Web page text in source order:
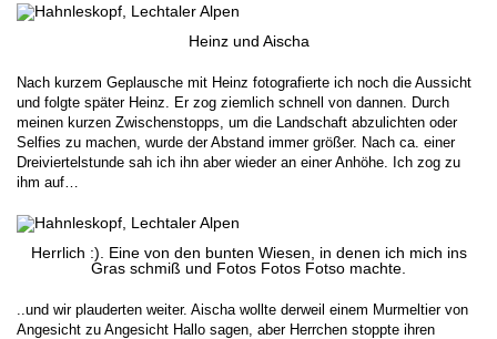
Heinz und Aischa
Nach kurzem Geplausche mit Heinz fotografierte ich noch die Aussicht
und folgte später Heinz. Er zog ziemlich schnell von dannen. Durch
meinen kurzen Zwischenstopps, um die Landschaft abzulichten oder
Selfies zu machen, wurde der Abstand immer größer. Nach ca. einer
Dreiviertelstunde sah ich ihn aber wieder an einer Anhöhe. Ich zog zu
ihm auf…
Herrlich :). Eine von den bunten Wiesen, in denen ich mich ins
Gras schmiß und Fotos Fotos Fotso machte.
..und wir plauderten weiter. Aischa wollte derweil einem Murmeltier von
Angesicht zu Angesicht Hallo sagen, aber Herrchen stoppte ihren